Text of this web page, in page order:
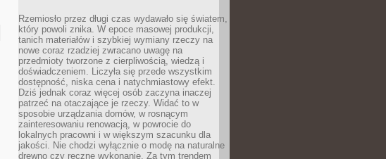
Rzemiosło przez długi czas wydawało się światem,
który powoli znika. W epoce masowej produkcji,
tanich materiałów i szybkiej wymiany rzeczy na
nowe coraz rzadziej zwracano uwagę na
przedmioty tworzone z cierpliwością, wiedzą i
doświadczeniem. Liczyła się przede wszystkim
dostępność, niska cena i natychmiastowy efekt.
Dziś jednak coraz więcej osób zaczyna inaczej
patrzeć na otaczające je rzeczy. Widać to w
sposobie urządzania domów, w rosnącym
zainteresowaniu renowacją, w powrocie do
lokalnych pracowni i w większym szacunku dla
jakości. Nie chodzi wyłącznie o modę na naturalne
drewno czy ręczne wykonanie. Za tym trendem